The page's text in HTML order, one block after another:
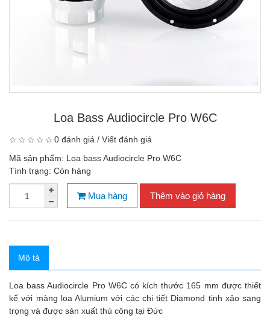
Loa Bass Audiocircle Pro W6C
0 đánh giá / Viết đánh giá
Mã sản phẩm: Loa bass Audiocircle Pro W6C
Tình trạng: Còn hàng
Mua hàng Thêm vào giỏ hàng
Mô tả
Loa bass Audiocircle Pro W6C có kích thước 165 mm được thiết
kế với màng loa Alumium với các chi tiết Diamond tinh xảo sang
trọng và được sản xuất thủ công tại Đức